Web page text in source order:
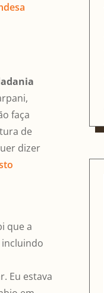
faça
de
dizer
que a
incluindo
Eu estava